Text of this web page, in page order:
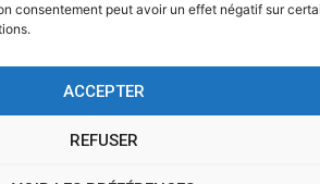
consentement peut avoir un effet négatif sur
ACCEPTER
REFUSER